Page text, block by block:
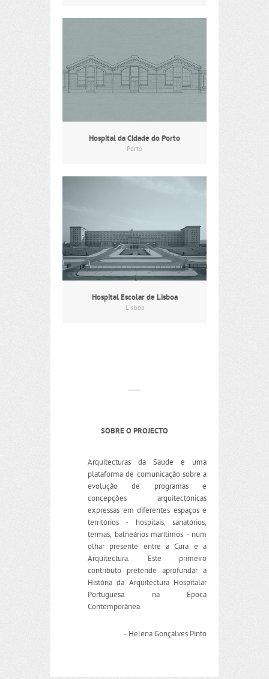
Hospital da Cidade do Porto
Porto
Hospital Escolar de Lisboa
Lisboa
SOBRE O PROJECTO
Arquitecturas da Saúde é uma
plataforma de comunicação sobre a
evolução de programas e
concepções arquitectónicas
expressas em diferentes espaços e
territórios - hospitais, sanatórios,
termas, balneários marítimos - num
olhar presente entre a Cura e a
Arquitectura. Este primeiro
contributo pretende aprofundar a
História da Arquitectura Hospitalar
Portuguesa na Época
Contemporânea.
- Helena Gonçalves Pinto